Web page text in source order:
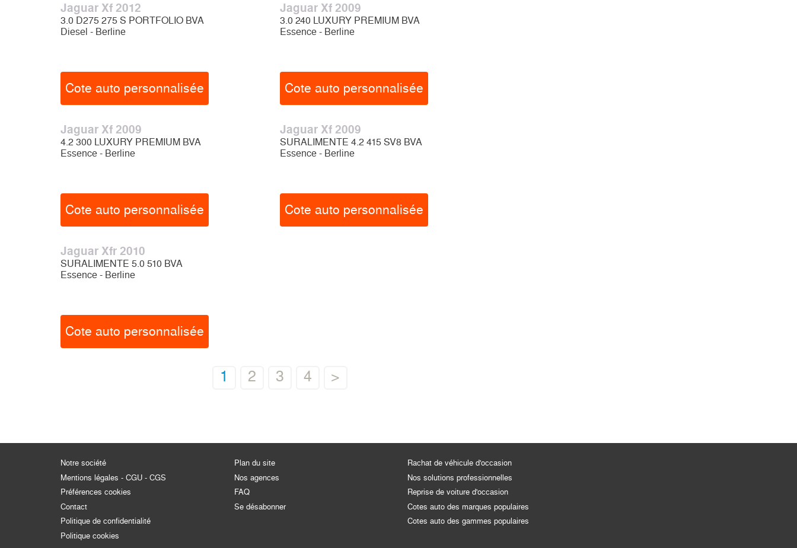
Jaguar Xf 2012
3.0 D275 275 S PORTFOLIO BVA
Diesel - Berline
Cote auto personnalisée
Jaguar Xf 2009
3.0 240 LUXURY PREMIUM BVA
Essence - Berline
Cote auto personnalisée
Jaguar Xf 2009
4.2 300 LUXURY PREMIUM BVA
Essence - Berline
Cote auto personnalisée
Jaguar Xf 2009
SURALIMENTE 4.2 415 SV8 BVA
Essence - Berline
Cote auto personnalisée
Jaguar Xfr 2010
SURALIMENTE 5.0 510 BVA
Essence - Berline
Cote auto personnalisée
1 2 3 4 >
Notre société
Mentions légales - CGU - CGS
Préférences cookies
Contact
Politique de confidentialité
Politique cookies
Plan du site
Nos agences
FAQ
Se désabonner
Rachat de véhicule d'occasion
Nos solutions professionnelles
Reprise de voiture d'occasion
Cotes auto des marques populaires
Cotes auto des gammes populaires